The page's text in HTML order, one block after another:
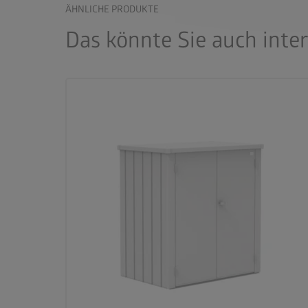
ÄHNLICHE PRODUKTE
Das könnte Sie auch
deployed_code